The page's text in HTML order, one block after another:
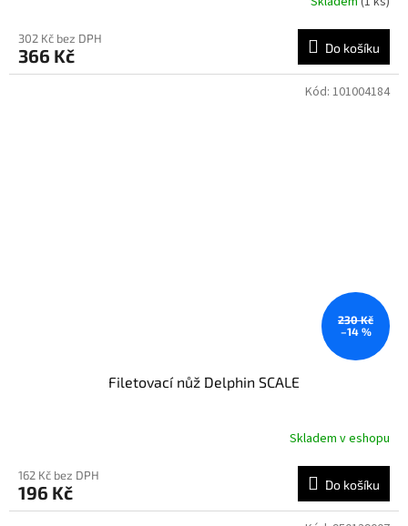
302 Kč bez DPH
366 Kč Do košíku
230 Kč
–14 %
Filetovací nůž Delphin SCALE
Skladem v eshopu
162 Kč bez DPH
196 Kč Do košíku
Kód: 101004184